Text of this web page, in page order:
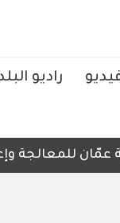
راديو
وإعادة